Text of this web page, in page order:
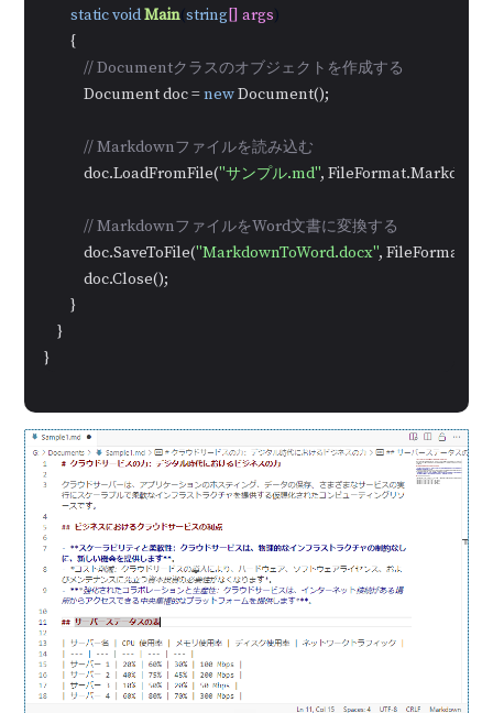
staticvoidMain(string[] args)
        {
// Documentクラスのオブジェクトを作成する
            Document doc =
new Document();
// Markdownファイルを読み込む
            doc.LoadFromFile(
"サンプル.md",
// MarkdownファイルをWord文書に変換する
            doc.SaveToFile(
"MarkdownToWord.docx",
            doc.Close();
        }
    }
}